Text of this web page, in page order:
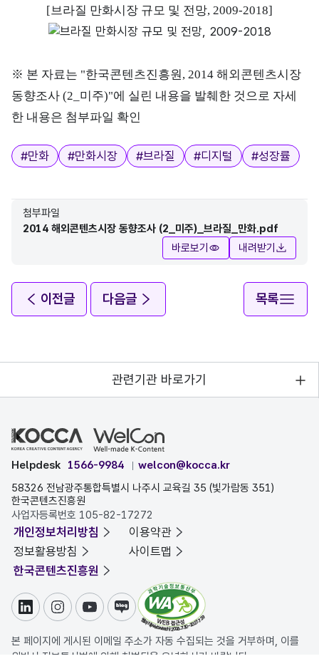
[브라질 만화시장 규모 및 전망, 2009-2018]
※ 본 자료는 "한국콘텐츠진흥원, 2014 해외콘텐츠시장
동향조사 (2_미주)"에 실린 내용을 발췌한 것으로 자세
한 내용은 첨부파일 확인
태그
#만화 #만화시장 #브라질 #디지털 #성장률
첨부파일
2014 해외콘텐츠시장 동향조사 (2_미주)_브라질_만화.pdf
바로보기
내려받기
이전글 다음글 목록
관련기관 바로가기
Helpdesk 1566-9984
welcon@kocca.kr
58326 전남광주통합특별시 나주시 교육길 35 (빛가람동 351)
한국콘텐츠진흥원
사업자등록번호 105-82-17272
개인정보처리방침
이용약관
정보활용방침
사이트맵
한국콘텐츠진흥원
링크드인인스타그램
유튜브블로그
본 페이지에 게시된 이메일 주소가 자동 수집되는 것을 거부하며, 이를
위반시 정보통신법에 의해 처벌됨을 유념하시기 바랍니다.